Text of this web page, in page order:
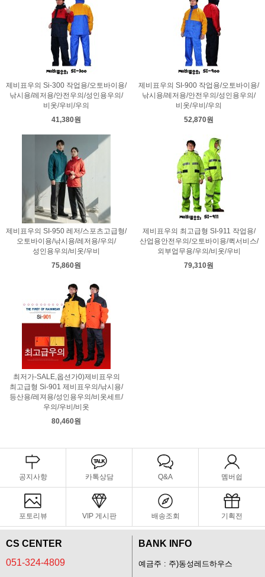
제비표우의 Si-300 작업용/오토바이용/
낚시용/레저용/안전우의/성인용우의/
비옷/우비/우의
41,380원
제비표우의 SI-900 작업용/오토바이용/
낚시용/레저용/안전우의/성인용우의/
비옷/우비/우의
52,870원
제비표우의 SI-950 레저/스포츠고급형/
오토바이용/낚시용/레저용/우의/
성인용우의/비옷/우비
75,860원
제비표우의 최고급형 SI-911 작업용/
산업용안전우의/오토바이용/퀵서비스/
외부업무용/우의/비옷/우비
79,310원
최저가-SALE,옵션가0)제비표우의
최고급형 Si-901 제비표우의/낚시용/
등산용/레져용/성인용우의/비옷세트/
우의/우비/비옷
80,460원
공지사항 카톡상담 Q&A 멤버쉽
포토리뷰 VIP 게시판 배송조회 기획전
CS CENTER
051-324-4809
BANK INFO
예금주 : 주)동성레드하우스